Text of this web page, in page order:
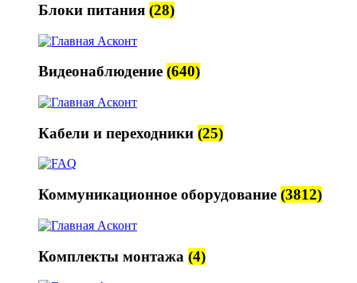
Блоки питания (28)
Видеонаблюдение (640)
Кабели и переходники (25)
Коммуникационное оборудование (3812)
Комплекты монтажа (4)